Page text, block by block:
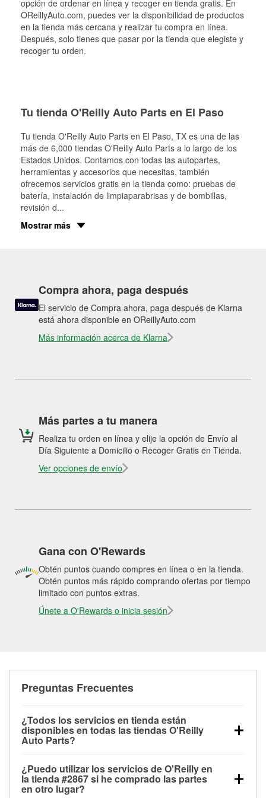
opción de ordenar en línea y recoger en tienda gratis. En
OReillyAuto.com, puedes ver la disponibilidad de productos
en la tienda más cercana y realizar tu compra en línea.
Después, solo tienes que pasar por la tienda que elegiste y
recoger tu orden.
Tu tienda O'Reilly Auto Parts en El Paso
Tu tienda O'Reilly Auto Parts en El Paso, TX es una de las
más de 6,000 tiendas O'Reilly Auto Parts a lo largo de los
Estados Unidos. Contamos con todas las autopartes,
herramientas y accesorios que necesitas, también
ofrecemos servicios gratis en la tienda como: pruebas de
batería, instalación de limpiaparabrisas y de bombillas,
revisión d...
Mostrar más
Compra ahora, paga después
El servicio de Compra ahora, paga después de Klarna
está ahora disponible en OReillyAuto.com
Más información acerca de Klarna
Más partes a tu manera
Realiza tu orden en línea y elije la opción de Envío al
Día Siguiente a Domicilio o Recoger Gratis en Tienda.
Ver opciones de envío
Gana con O'Rewards
Obtén puntos cuando compres en línea o en la tienda.
Obtén puntos más rápido comprando ofertas por tiempo
limitado con puntos extras.
Únete a O'Rewards o inicia sesión
Preguntas Frecuentes
¿Todos los servicios en tienda están
disponibles en todas las tiendas O'Reilly
Auto Parts?
las pruebas de batería, pruebas de alternador y
motor de arranque, revisión de la luz “Check Engine”
¿Puedo utilizar los servicios de O'Reilly en
la tienda #2867 si he comprado las partes
en otro lugar?